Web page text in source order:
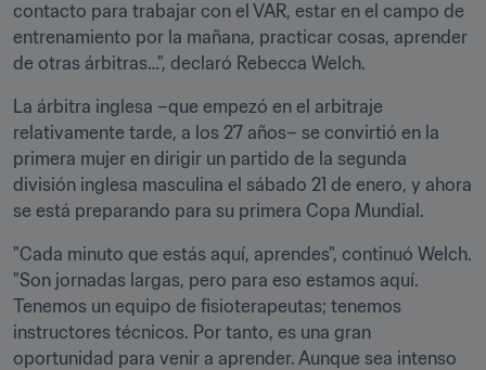
contacto para trabajar con el VAR, estar en el campo de
entrenamiento por la mañana, practicar cosas, aprender
de otras árbitras…", declaró Rebecca Welch.
La árbitra inglesa –que empezó en el arbitraje
relativamente tarde, a los 27 años– se convirtió en la
primera mujer en dirigir un partido de la segunda
división inglesa masculina el sábado 21 de enero, y ahora
se está preparando para su primera Copa Mundial.
"Cada minuto que estás aquí, aprendes", continuó Welch.
"Son jornadas largas, pero para eso estamos aquí.
Tenemos un equipo de fisioterapeutas; tenemos
instructores técnicos. Por tanto, es una gran
oportunidad para venir a aprender. Aunque sea intenso